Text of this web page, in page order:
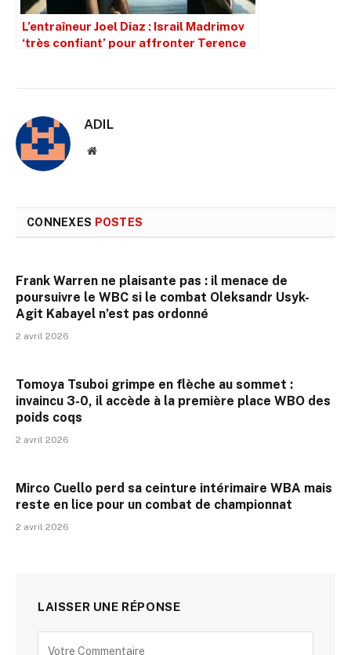
L’entraîneur Joel Diaz : Israil Madrimov
‘très confiant’ pour affronter Terence
ADIL
Site
CONNEXES POSTES
Frank Warren ne plaisante pas : il menace de
poursuivre le WBC si le combat Oleksandr Usyk-
Agit Kabayel n’est pas ordonné
2 avril 2026
Tomoya Tsuboi grimpe en flèche au sommet :
invaincu 3-0, il accède à la première place WBO des
poids coqs
2 avril 2026
Mirco Cuello perd sa ceinture intérimaire WBA mais
reste en lice pour un combat de championnat
2 avril 2026
LAISSER UNE RÉPONSE